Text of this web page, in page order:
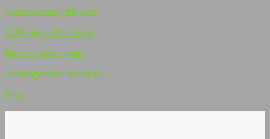
Travaux énergétiques
Outillage et bricolage
Déco et bons plans
Aménagement extérieur
Blog